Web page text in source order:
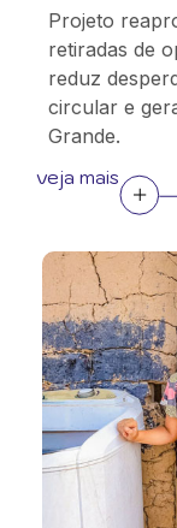
Projeto
retiradas de
reduz
circular e
Grande.
veja mais